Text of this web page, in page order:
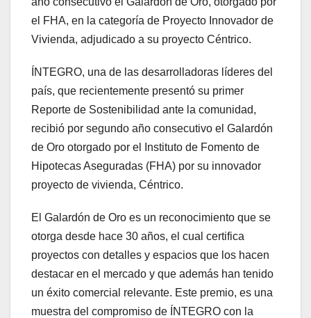
el FHA, en la categoría de Proyecto Innovador de
Vivienda, adjudicado a su proyecto Céntrico.
ÍNTEGRO, una de las desarrolladoras líderes del
país, que recientemente presentó su primer
Reporte de Sostenibilidad ante la comunidad,
recibió por segundo año consecutivo el Galardón
de Oro otorgado por el Instituto de Fomento de
Hipotecas Aseguradas (FHA) por su innovador
proyecto de vivienda, Céntrico.
El Galardón de Oro es un reconocimiento que se
otorga desde hace 30 años, el cual certifica
proyectos con detalles y espacios que los hacen
destacar en el mercado y que además han tenido
un éxito comercial relevante. Este premio, es una
muestra del compromiso de ÍNTEGRO con la